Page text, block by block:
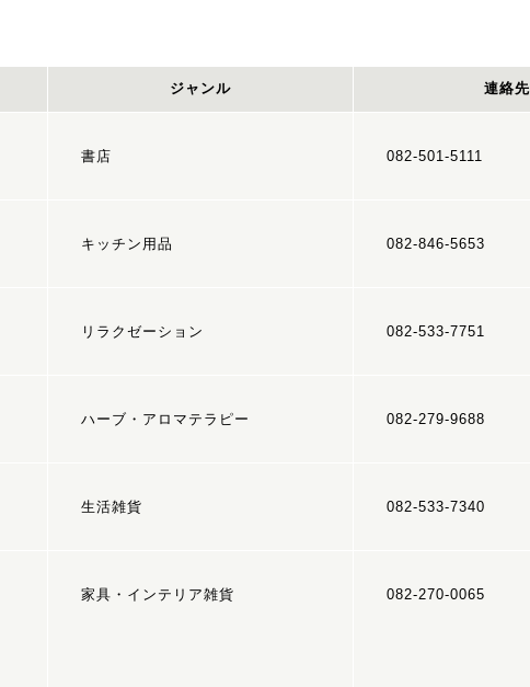
ジャンル 連絡先
書店 082-501-5111
キッチン用品 082-846-5653
リラクゼーション 082-533-7751
ハーブ・アロマテラピー 082-279-9688
生活雑貨 082-533-7340
家具・インテリア雑貨 082-270-0065